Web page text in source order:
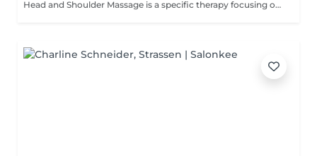
Head and Shoulder Massage is a specific therapy focusing on the specific areas rather than the entire body. The massage helps to relieve tension in your muscles, improve circulation and reduce stress. This therapy is especially recommended for you if you work sitting down or at a desk all day. The focus on your back, head and shoulders helps you to relax and assists in the reduction of stress hormones in the muscles which can reduce the occurrence of tension related headaches. Other benefits that can be received from this therapy include: Improved sleep Reduction of neck-stiffness A general feeling of relaxation Improved circulation in your head